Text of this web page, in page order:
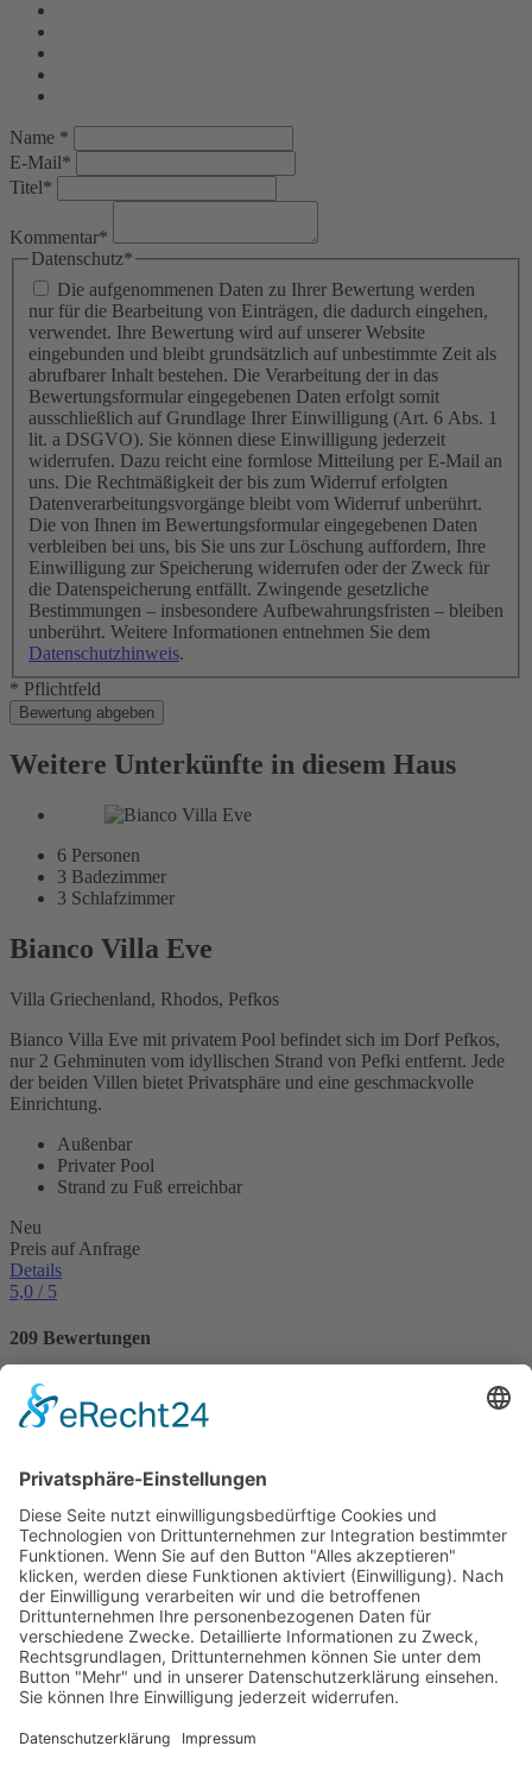
Name *
E-Mail*
Titel*
Kommentar*
Datenschutz*
Die aufgenommenen Daten zu Ihrer Bewertung werden
nur für die Bearbeitung von Einträgen, die dadurch eingehen,
verwendet. Ihre Bewertung wird auf unserer Website
eingebunden und bleibt grundsätzlich auf unbestimmte Zeit als
abrufbarer Inhalt bestehen. Die Verarbeitung der in das
Bewertungsformular eingegebenen Daten erfolgt somit
ausschließlich auf Grundlage Ihrer Einwilligung (Art. 6 Abs. 1
lit. a DSGVO). Sie können diese Einwilligung jederzeit
widerrufen. Dazu reicht eine formlose Mitteilung per E-Mail an
uns. Die Rechtmäßigkeit der bis zum Widerruf erfolgten
Datenverarbeitungsvorgänge bleibt vom Widerruf unberührt.
Die von Ihnen im Bewertungsformular eingegebenen Daten
verbleiben bei uns, bis Sie uns zur Löschung auffordern, Ihre
Einwilligung zur Speicherung widerrufen oder der Zweck für
die Datenspeicherung entfällt. Zwingende gesetzliche
Bestimmungen – insbesondere Aufbewahrungsfristen – bleiben
unberührt. Weitere Informationen entnehmen Sie dem
Datenschutzhinweis.
* Pflichtfeld
Bewertung abgeben
Weitere Unterkünfte in diesem Haus
6 Personen
3 Badezimmer
3 Schlafzimmer
Bianco Villa Eve
Villa Griechenland, Rhodos, Pefkos
Bianco Villa Eve mit privatem Pool befindet sich im Dorf Pefkos,
nur 2 Gehminuten vom idyllischen Strand von Pefki entfernt. Jede
der beiden Villen bietet Privatsphäre und eine geschmackvolle
Einrichtung.
Außenbar
Privater Pool
Strand zu Fuß erreichbar
Neu
Preis auf Anfrage
Details
5,0 / 5
209 Bewertungen
97 Ferienwohnungen / Ferienhäuser haben eine
Durchschnittsbewertung von
VILLTRAVEL
Hoegnerstraße 26
D-85290 Geisenfeld
E-Mail:kirmaier@villtravel.de
+49 (0)8452 8739
Navigation
Vermieter werden